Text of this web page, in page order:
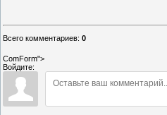
Всего комментариев: 0
ComForm">
Войдите: